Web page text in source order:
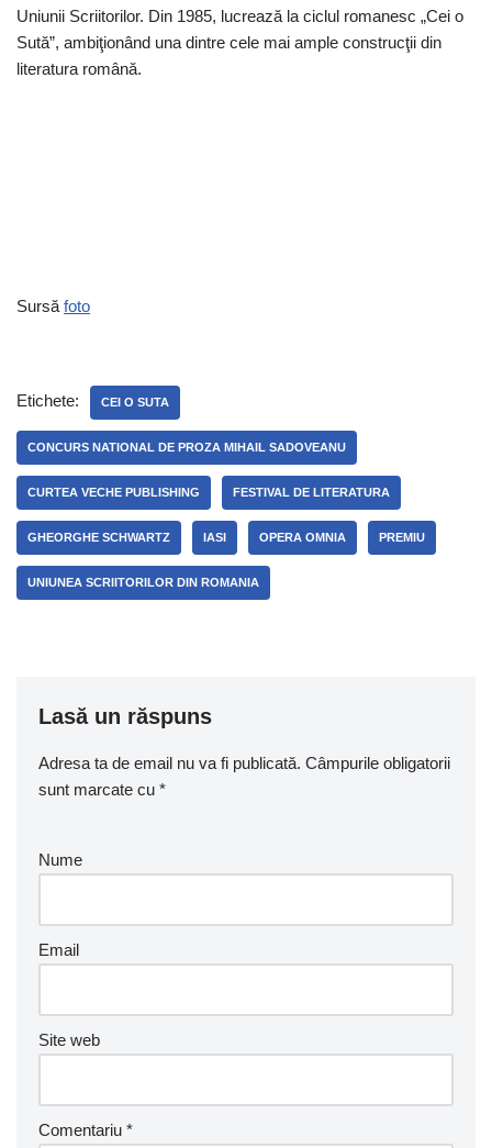
Uniunii Scriitorilor. Din 1985, lucrează la ciclul romanesc „Cei o
Sută”, ambiţionând una dintre cele mai ample construcţii din
literatura română.
Sursă foto
Etichete: CEI O SUTA
CONCURS NATIONAL DE PROZA MIHAIL SADOVEANU
CURTEA VECHE PUBLISHING FESTIVAL DE LITERATURA
GHEORGHE SCHWARTZ IASI OPERA OMNIA PREMIU
UNIUNEA SCRIITORILOR DIN ROMANIA
Lasă un răspuns
Adresa ta de email nu va fi publicată. Câmpurile obligatorii
sunt marcate cu *
Nume
Email
Site web
Comentariu *